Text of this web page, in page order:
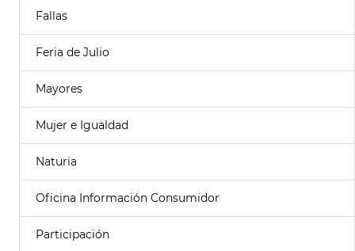
Fallas
Feria de Julio
Mayores
Mujer e Igualdad
Naturia
Oficina Información Consumidor
Participación